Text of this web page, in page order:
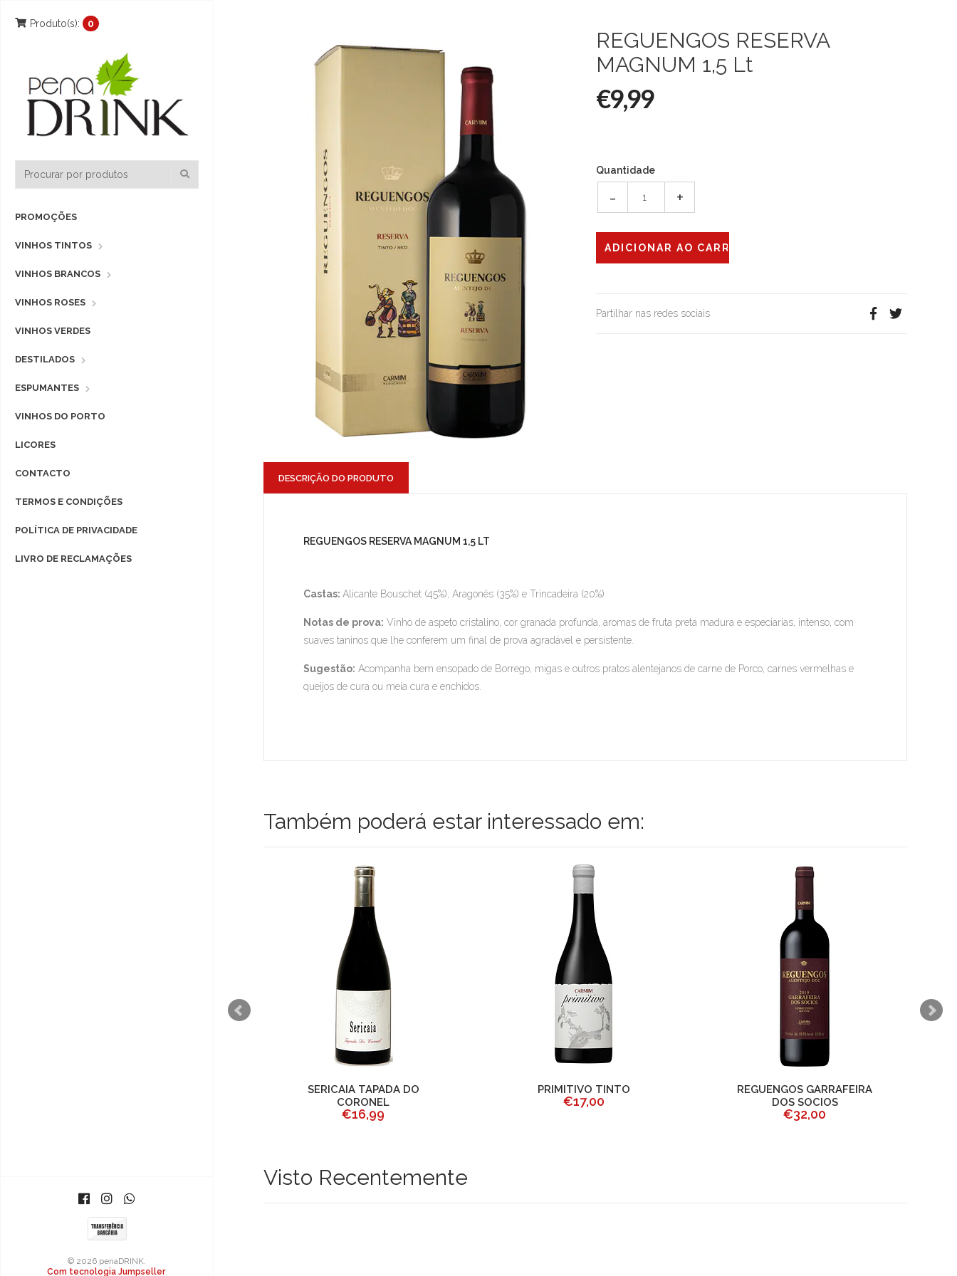
Produto(s): 0
PROMOÇÕES
VINHOS TINTOS
VINHOS BRANCOS
VINHOS ROSES
VINHOS VERDES
DESTILADOS
ESPUMANTES
VINHOS DO PORTO
LICORES
CONTACTO
TERMOS E CONDIÇÕES
POLÍTICA DE PRIVACIDADE
LIVRO DE RECLAMAÇÕES
© 2026 penaDRINK.
Com tecnologia Jumpseller.
REGUENGOS RESERVA
MAGNUM 1,5 Lt
€9,99
Quantidade
- +
Partilhar nas redes sociais
DESCRIÇÃO DO PRODUTO
REGUENGOS RESERVA MAGNUM 1,5 LT
Castas: Alicante Bouschet (45%), Aragonês (35%) e Trincadeira (20%)
Notas de prova: Vinho de aspeto cristalino, cor granada profunda, aromas de fruta preta madura e especiarias, intenso, com
suaves taninos que lhe conferem um final de prova agradável e persistente.
Sugestão: Acompanha bem ensopado de Borrego, migas e outros pratos alentejanos de carne de Porco, carnes vermelhas e
queijos de cura ou meia cura e enchidos.
Também poderá estar interessado em:
SERICAIA TAPADA DO
CORONEL
€16,99
PRIMITIVO TINTO
€17,00
REGUENGOS GARRAFEIRA
DOS SOCIOS
€32,00
Visto Recentemente